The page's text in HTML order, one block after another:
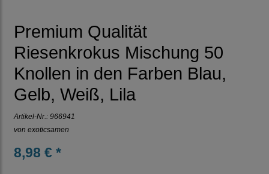
Premium Qualität
Riesenkrokus Mischung 50
Knollen in den Farben Blau,
Gelb, Weiß, Lila
Artikel-Nr.: 966941
von exoticsamen
8,98 € *